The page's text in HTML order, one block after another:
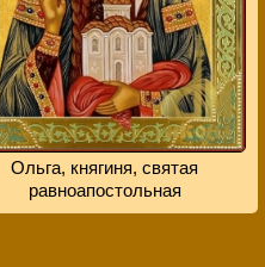
Ольга, княгиня, святая
равноапостольная